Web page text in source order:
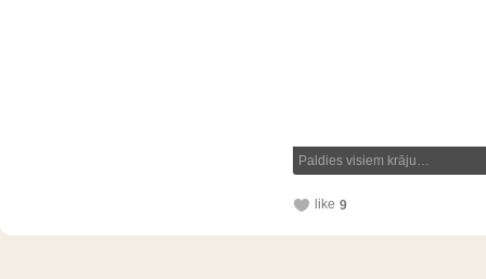
Paldies visiem krāju…
like 9